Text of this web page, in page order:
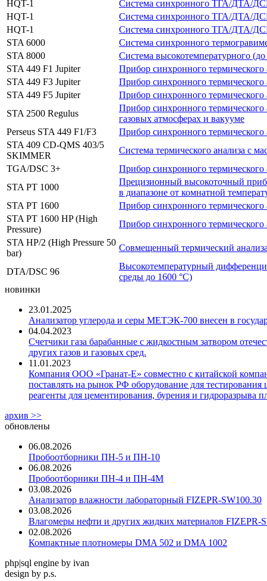
HQT-1
Система синхронного ТГА/ДТА/
HQT-1
Система синхронного ТГА/ДТА/
HQT-1
Система синхронного ТГА/ДТА/
STA 6000
Система синхронного
STA 8000
Система высокотемпературного
STA 449 F1 Jupiter
Прибор синхронного
STA 449 F3 Jupiter
Прибор синхронного
STA 449 F5 Jupiter
Прибор синхронного
STA 2500 Regulus
Прибор синхронного
газовых атмосферах и вакууме
Perseus STA 449 F1/F3
Прибор синхронного
STA 409 CD-QMS 403/5
SKIMMER
Система термического анализа c
TGA/DSC 3+
Прибор синхронного
STA PT 1000
Прецизионный высокоточный
в диапазоне от комнатной
STA PT 1600
Прибор синхронного
STA PT 1600 HP (High
Pressure)
Прибор синхронного
STA HP/2 (High Pressure 50
bar)
Совмещенный термический
DTA/DSC 96
Высокотемпературный
среды до 1600 °С)
новинки
23.01.2025
Анализатор углерода и серы МЕТЭК-700 внесен в
04.04.2023
Счетчики газа барабанные с жидкостным затвором
других газов и газовых сред.
11.01.2023
Компания ООО «Гранат-Е» совместно с китайской
поставлять на рынок РФ оборудование для
реагенты для цементирования, бурения и гидроразрыва
архив >>
обновлены
06.08.2026
Пробоотборники ПН-5 и ПН-10
06.08.2026
Пробоотборники ПН-4 и ПН-4М
03.08.2026
Анализатор влажности лабораторный FIZEPR-SW100.30
03.08.2026
Влагомеры нефти и других жидких материалов FIZEPR-
02.08.2026
Компактные плотномеры DMA 502 и DMA 1002
php|sql engine by ivan
design by p.s.